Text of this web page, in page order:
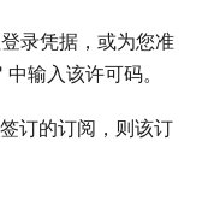
录凭据，或为您准
中输入该许可码。
签订的订阅，则该订